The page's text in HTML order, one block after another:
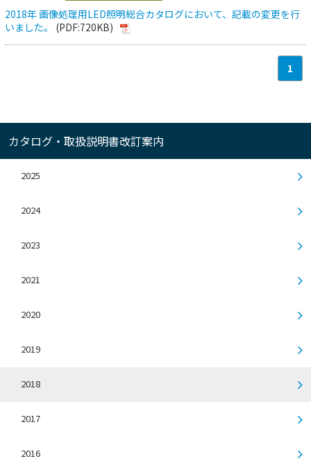
2018年 画像処理用LED照明総合カタログにおいて、記載の変更を行
いました。
(PDF:720KB)
1
カタログ・取扱説明書改訂案内
2025
2024
2023
2021
2020
2019
2018
2017
2016